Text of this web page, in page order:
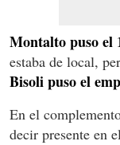
Montalto puso el
estaba de local,
Bisoli puso el
En el
decir presente en